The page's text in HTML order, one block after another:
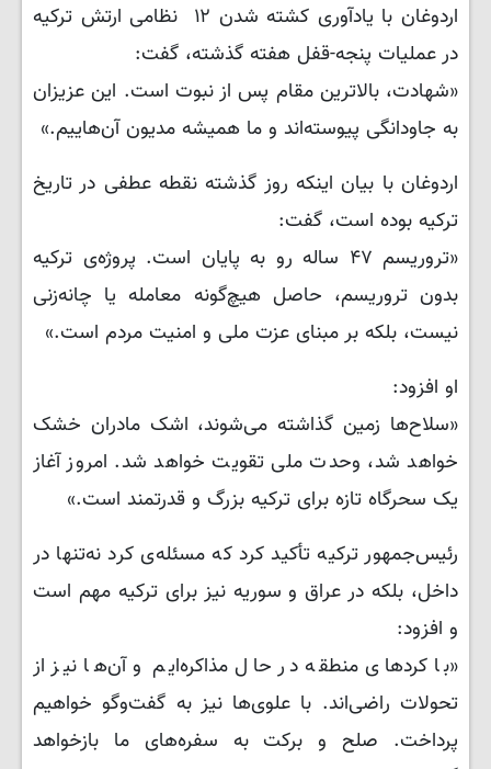
اردوغان با یادآوری کشته شدن ۱۲ نظامی ارتش ترکیه
در عملیات پنجه-قفل هفته گذشته، گفت:
«شهادت، بالاترین مقام پس از نبوت است. این عزیزان
به جاودانگی پیوسته‌اند و ما همیشه مدیون آن‌هاییم.»
اردوغان با بیان اینکه روز گذشته نقطه عطفی در تاریخ
ترکیه بوده است، گفت:
«تروریسم ۴۷ ساله رو به پایان است. پروژه‌ی ترکیه
بدون تروریسم، حاصل هیچ‌گونه معامله یا چانه‌زنی
نیست، بلکه بر مبنای عزت ملی و امنیت مردم است.»
او افزود:
«سلاح‌ها زمین گذاشته می‌شوند، اشک مادران خشک
خواهد شد، وحدت ملی تقویت خواهد شد. امروز آغاز
یک سحرگاه تازه برای ترکیه بزرگ و قدرتمند است.»
رئیس‌جمهور ترکیه تأکید کرد که مسئله‌ی کرد نه‌تنها در
داخل، بلکه در عراق و سوریه نیز برای ترکیه مهم است
و افزود:
«با کردهای منطقه در حال مذاکره‌ایم و آن‌ها نیز از
تحولات راضی‌اند. با علوی‌ها نیز به گفت‌وگو خواهیم
پرداخت. صلح و برکت به سفره‌های ما بازخواهد